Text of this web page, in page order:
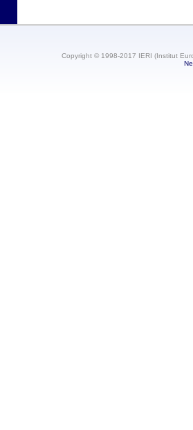
Copyright © 1998-2017 IERI (Institut